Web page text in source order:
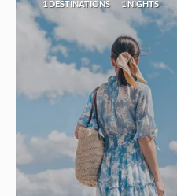
1 DESTINATIONS 1 NIGHTS